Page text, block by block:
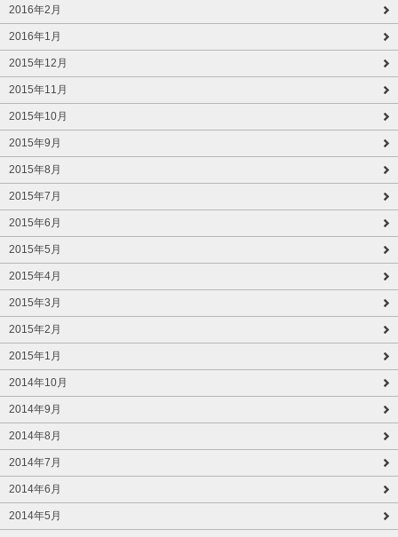
2016年2月
2016年1月
2015年12月
2015年11月
2015年10月
2015年9月
2015年8月
2015年7月
2015年6月
2015年5月
2015年4月
2015年3月
2015年2月
2015年1月
2014年10月
2014年9月
2014年8月
2014年7月
2014年6月
2014年5月